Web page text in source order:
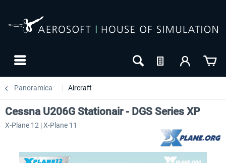
Panoramica Aircraft
Cessna U206G Stationair - DGS Series XP
X-Plane 12 | X-Plane 11